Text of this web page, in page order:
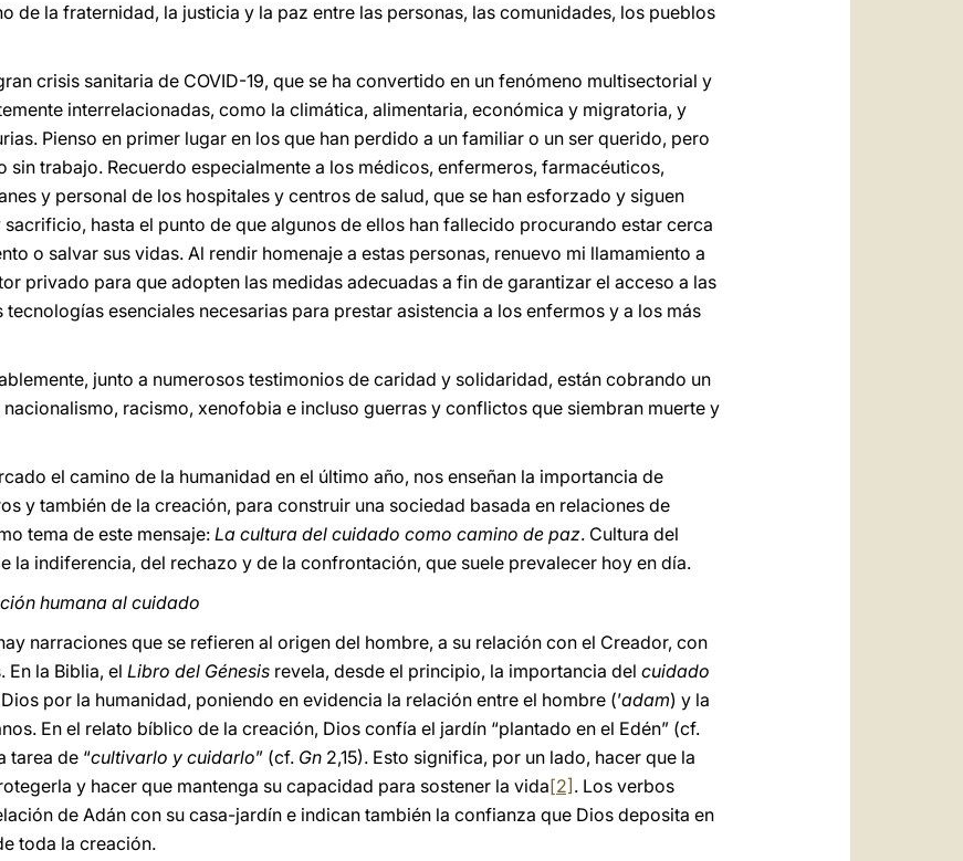
de la fraternidad, la justicia y la paz entre las personas, las comunidades, los pueblos
crisis sanitaria de COVID-19, que se ha convertido en un fenómeno multisectorial y
interrelacionadas, como la climática, alimentaria, económica y migratoria, y
Pienso en primer lugar en los que han perdido a un familiar o un ser querido, pero
sin trabajo. Recuerdo especialmente a los médicos, enfermeros, farmacéuticos,
y personal de los hospitales y centros de salud, que se han esforzado y siguen
hasta el punto de que algunos de ellos han fallecido procurando estar cerca
o salvar sus vidas. Al rendir homenaje a estas personas, renuevo mi llamamiento a
privado para que adopten las medidas adecuadas a fin de garantizar el acceso a las
tecnologías esenciales necesarias para prestar asistencia a los enfermos y a los más
junto a numerosos testimonios de caridad y solidaridad, están cobrando un
racismo, xenofobia e incluso guerras y conflictos que siembran muerte y
el camino de la humanidad en el último año, nos enseñan la importancia de
y también de la creación, para construir una sociedad basada en relaciones de
tema de este mensaje: La cultura del cuidado como camino de paz. Cultura del
la indiferencia, del rechazo y de la confrontación, que suele prevalecer hoy en día.
humana al cuidado
narraciones que se refieren al origen del hombre, a su relación con el Creador, con
En la Biblia, el Libro del Génesis revela, desde el principio, la importancia del cuidado
por la humanidad, poniendo en evidencia la relación entre el hombre (’adam) y la
En el relato bíblico de la creación, Dios confía el jardín “plantado en el Edén” (cf.
tarea de “cultivarlo y cuidarlo” (cf. Gn 2,15). Esto significa, por un lado, hacer que la
y hacer que mantenga su capacidad para sostener la vida[2] . Los verbos
de Adán con su casa-jardín e indican también la confianza que Dios deposita en
toda la creación.